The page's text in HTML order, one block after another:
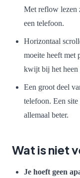
Met reflow lezen
een telefoon.
Horizontaal
moeite heeft met
kwijt bij het heen
Een groot deel
telefoon. Een
allemaal beter.
Wat is niet
Je hoeft geen